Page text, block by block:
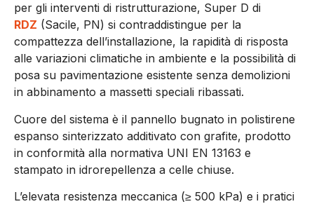
per gli interventi di ristrutturazione, Super D di
RDZ (Sacile, PN) si contraddistingue per la
compattezza dell’installazione, la rapidità di risposta
alle variazioni climatiche in ambiente e la possibilità di
posa su pavimentazione esistente senza demolizioni
in abbinamento a massetti speciali ribassati.
Cuore del sistema è il pannello bugnato in polistirene
espanso sinterizzato additivato con grafite, prodotto
in conformità alla normativa UNI EN 13163 e
stampato in idrorepellenza a celle chiuse.
L’elevata resistenza meccanica (≥ 500 kPa) e i pratici